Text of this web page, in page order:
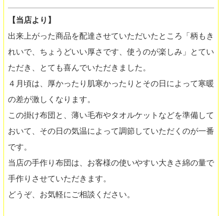
【当店より】
出来上がった商品を配達させていただいたところ「柄もき
れいで、ちょうどいい厚さです、使うのが楽しみ」とてい
ただき、とても喜んでいただきました。
４月頃は、厚かったり肌寒かったりとその日によって寒暖
の差が激しくなります。
この掛け布団と、薄い毛布やタオルケットなどを準備して
おいて、その日の気温によって調節していただくのが一番
です。
当店の手作り布団は、お客様の使いやすい大きさ綿の量で
手作りさせていただきます。
どうぞ、お気軽にご相談ください。